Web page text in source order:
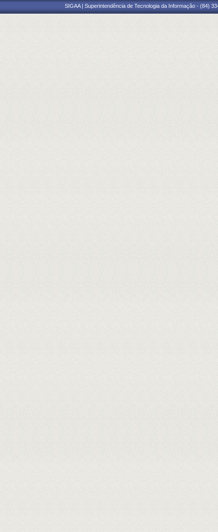
SIGAA | Superintendência de Tecnologia da Informação - (84)